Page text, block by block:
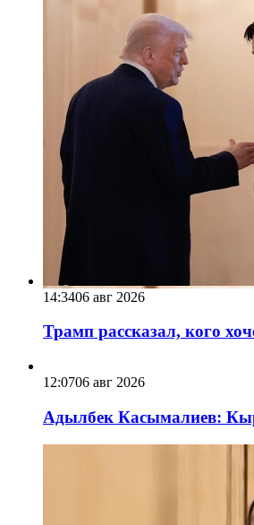
14:3406 авг 2026
Трамп рассказал, кого
12:0706 авг 2026
Адылбек Касымалиев: